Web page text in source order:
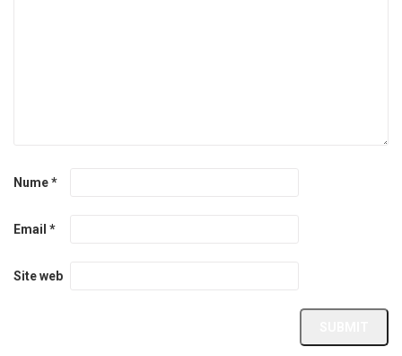
Nume*
Email *
Site web